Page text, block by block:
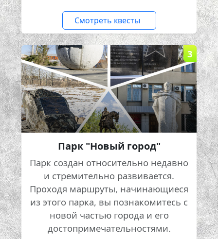
Смотреть квесты
3
Парк "Новый город"
Парк создан относительно недавно
и стремительно развивается.
Проходя маршруты, начинающиеся
из этого парка, вы познакомитесь с
новой частью города и его
достопримечательностями.